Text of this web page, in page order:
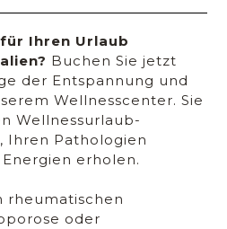
Ihren Urlaub
Buchen Sie jetzt
der Entspannung und
Wellnesscenter. Sie
Wellnessurlaub-
Ihren Pathologien
erholen.
rheumatischen
oder